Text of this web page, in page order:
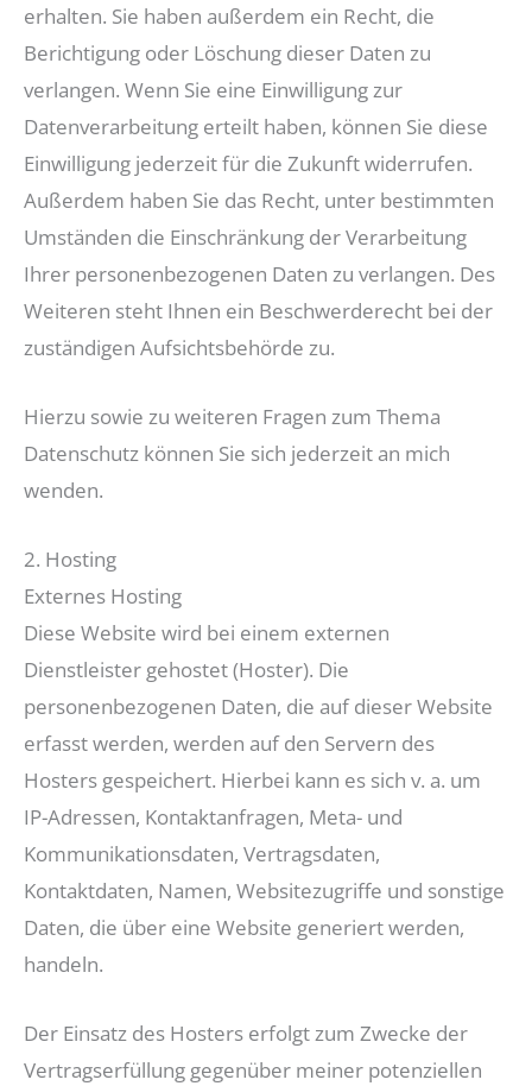
erhalten. Sie haben außerdem ein Recht, die
Berichtigung oder Löschung dieser Daten zu
verlangen. Wenn Sie eine Einwilligung zur
Datenverarbeitung erteilt haben, können Sie diese
Einwilligung jederzeit für die Zukunft widerrufen.
Außerdem haben Sie das Recht, unter bestimmten
Umständen die Einschränkung der Verarbeitung
Ihrer personenbezogenen Daten zu verlangen. Des
Weiteren steht Ihnen ein Beschwerderecht bei der
zuständigen Aufsichtsbehörde zu.
Hierzu sowie zu weiteren Fragen zum Thema
Datenschutz können Sie sich jederzeit an mich
wenden.
2. Hosting
Externes Hosting
Diese Website wird bei einem externen
Dienstleister gehostet (Hoster). Die
personenbezogenen Daten, die auf dieser Website
erfasst werden, werden auf den Servern des
Hosters gespeichert. Hierbei kann es sich v. a. um
IP-Adressen, Kontaktanfragen, Meta- und
Kommunikationsdaten, Vertragsdaten,
Kontaktdaten, Namen, Websitezugriffe und sonstige
Daten, die über eine Website generiert werden,
handeln.
Der Einsatz des Hosters erfolgt zum Zwecke der
Vertragserfüllung gegenüber meiner potenziellen